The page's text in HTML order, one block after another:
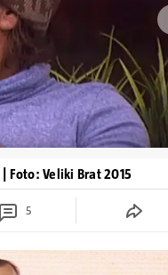
| Foto: Veliki Brat 2015
5